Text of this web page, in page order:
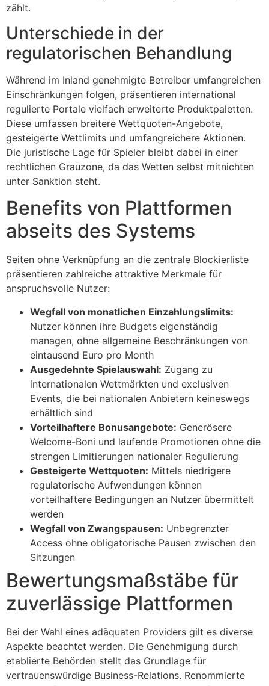
zählt.
Unterschiede in der
regulatorischen Behandlung
Während im Inland genehmigte Betreiber umfangreichen
Einschränkungen folgen, präsentieren international
regulierte Portale vielfach erweiterte Produktpaletten.
Diese umfassen breitere Wettquoten-Angebote,
gesteigerte Wettlimits und umfangreichere Aktionen.
Die juristische Lage für Spieler bleibt dabei in einer
rechtlichen Grauzone, da das Wetten selbst mitnichten
unter Sanktion steht.
Benefits von Plattformen
abseits des Systems
Seiten ohne Verknüpfung an die zentrale Blockierliste
präsentieren zahlreiche attraktive Merkmale für
anspruchsvolle Nutzer:
Wegfall von monatlichen Einzahlungslimits:
Nutzer können ihre Budgets eigenständig
managen, ohne allgemeine Beschränkungen von
eintausend Euro pro Month
Ausgedehnte Spielauswahl: Zugang zu
internationalen Wettmärkten und exclusiven
Events, die bei nationalen Anbietern keineswegs
erhältlich sind
Vorteilhaftere Bonusangebote: Generösere
Welcome-Boni und laufende Promotionen ohne die
strengen Limitierungen nationaler Regulierung
Gesteigerte Wettquoten: Mittels niedrigere
regulatorische Aufwendungen können
vorteilhaftere Bedingungen an Nutzer übermittelt
werden
Wegfall von Zwangspausen: Unbegrenzter
Access ohne obligatorische Pausen zwischen den
Sitzungen
Bewertungsmaßstäbe für
zuverlässige Plattformen
Bei der Wahl eines adäquaten Providers gilt es diverse
Aspekte beachtet werden. Die Genehmigung durch
etablierte Behörden stellt das Grundlage für
vertrauenswürdige Business-Relations. Renommierte